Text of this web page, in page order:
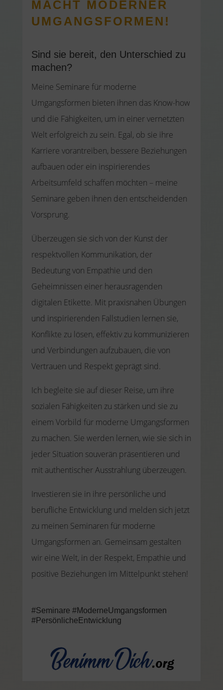
MACHT MODERNER
UMGANGSFORMEN!
​Sind sie bereit, den Unterschied zu
machen?
Meine Seminare für moderne
Umgangsformen bieten ihnen das Know-how
und die Fähigkeiten, um in einer vernetzten
Welt erfolgreich zu sein. Egal, ob sie ihre
Karriere vorantreiben, bessere Beziehungen
aufbauen oder ein inspirierendes
Arbeitsumfeld schaffen möchten – meine
Seminare geben ihnen den entscheidenden
Vorsprung.
Überzeugen sie sich von der Kunst der
respektvollen Kommunikation, der
Bedeutung von Empathie und den
Geheimnissen einer herausragenden
digitalen Etikette. Mit praxisnahen Übungen
und inspirierenden Fallstudien lernen sie,
Konflikte zu lösen, effektiv zu kommunizieren
und Verbindungen aufzubauen, die von
Vertrauen und Respekt geprägt sind.
Ich begleite sie auf dieser Reise, um ihre
sozialen Fähigkeiten zu stärken und sie zu
einem Vorbild für moderne Umgangsformen
zu machen. Sie werden lernen, wie sie sich in
jeder Situation souverän präsentieren und
mit authentischer Ausstrahlung überzeugen.
Investieren sie in ihre persönliche und
berufliche Entwicklung und melden sich jetzt
zu meinen Seminaren für moderne
Umgangsformen an. Gemeinsam gestalten
wir eine Welt, in der Respekt, Empathie und
positive Beziehungen im Mittelpunkt stehen!
#Seminare #ModerneUmgangsformen
#PersönlicheEntwicklung